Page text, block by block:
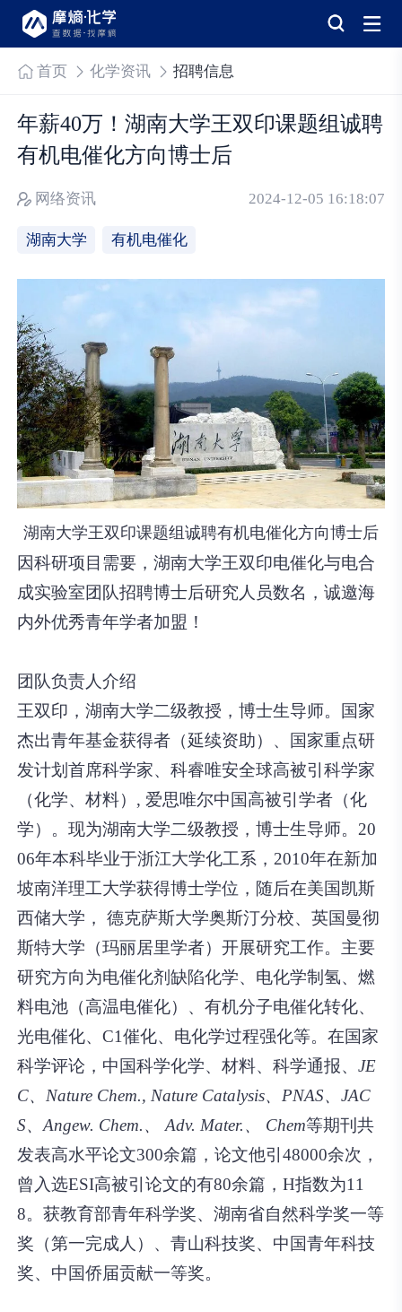
首页 化学资讯 招聘信息
年薪40万！湖南大学王双印课题组诚聘
有机电催化方向博士后
网络资讯 2024-12-05 16:18:07
湖南大学 有机电催化
湖南大学王双印课题组诚聘有机电催化方向博士后
因科研项目需要，湖南大学王双印电催化与电合
成实验室团队招聘博士后研究人员数名，诚邀海
内外优秀青年学者加盟！
团队负责人介绍
王双印 ，湖南大学二级教授，博士生导师。国家
杰出青年基金获得者（延续资助）、国家重点研
发计划首席科学家、科睿唯安全球高被引科学家
（化学、材料）, 爱思唯尔中国高被引学者（化
学）。现为湖南大学二级教授，博士生导师。20
06年本科毕业于浙江大学化工系，2010年在新加
坡南洋理工大学获得博士学位，随后在美国凯斯
西储大学， 德克萨斯大学奥斯汀分校、英国曼彻
斯特大学（玛丽居里学者）开展研究工作。主要
研究方向为电催化剂缺陷化学、电化学制氢、燃
料电池（高温电催化）、有机分子电催化转化、
光电催化、C1催化、电化学过程强化等。在国家
科学评论，中国科学化学、材料、科学通报、JE
C、Nature Chem., Nature Catalysis、PNAS、JAC
S、Angew. Chem.、 Adv. Mater.、 Chem等期刊共
发表高水平论文300余篇，论文他引48000余次，
曾入选ESI高被引论文的有80余篇，H指数为11
8。获教育部青年科学奖、湖南省自然科学奖一等
奖（第一完成人）、青山科技奖、中国青年科技
奖、中国侨届贡献一等奖。